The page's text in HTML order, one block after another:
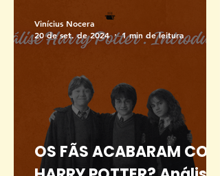
OS FÃS ACABARAM COM
Vinícius Nocera
20 de set. de 2024
1 min de leitura